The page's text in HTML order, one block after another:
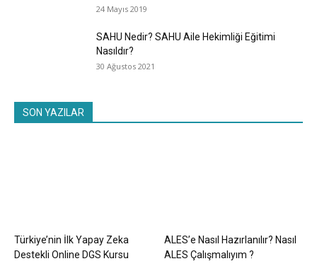
24 Mayıs 2019
SAHU Nedir? SAHU Aile Hekimliği Eğitimi
Nasıldır?
30 Ağustos 2021
SON YAZILAR
Türkiye’nin İlk Yapay Zeka
Destekli Online DGS Kursu
ALES’e Nasıl Hazırlanılır? Nasıl
ALES Çalışmalıyım ?